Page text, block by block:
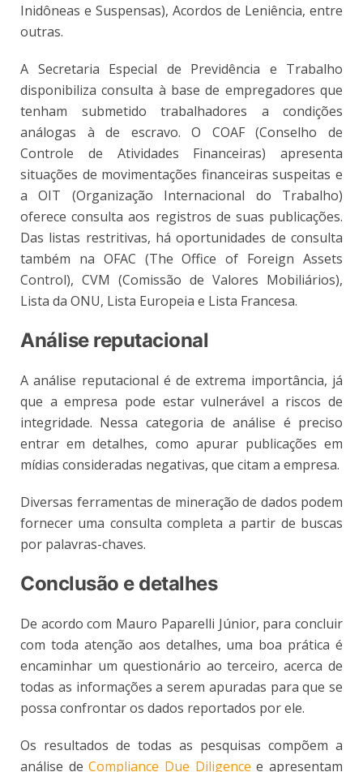
Inidôneas e Suspensas), Acordos de Leniência, entre
outras.
A Secretaria Especial de Previdência e Trabalho
disponibiliza consulta à base de empregadores que
tenham submetido trabalhadores a condições
análogas à de escravo. O COAF (Conselho de
Controle de Atividades Financeiras) apresenta
situações de movimentações financeiras suspeitas e
a OIT (Organização Internacional do Trabalho)
oferece consulta aos registros de suas publicações.
Das listas restritivas, há oportunidades de consulta
também na OFAC (The Office of Foreign Assets
Control), CVM (Comissão de Valores Mobiliários),
Lista da ONU, Lista Europeia e Lista Francesa.
Análise reputacional
A análise reputacional é de extrema importância, já
que a empresa pode estar vulnerável a riscos de
integridade. Nessa categoria de análise é preciso
entrar em detalhes, como apurar publicações em
mídias consideradas negativas, que citam a empresa.
Diversas ferramentas de mineração de dados podem
fornecer uma consulta completa a partir de buscas
por palavras-chaves.
Conclusão e detalhes
De acordo com Mauro Paparelli Júnior, para concluir
com toda atenção aos detalhes, uma boa prática é
encaminhar um questionário ao terceiro, acerca de
todas as informações a serem apuradas para que se
possa confrontar os dados reportados por ele.
Os resultados de todas as pesquisas compõem a
análise deCompliance Due Diligence e apresentam